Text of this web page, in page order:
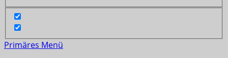
Primäres Menü